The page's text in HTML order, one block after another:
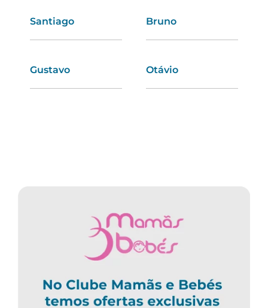
Santiago Bruno
Gustavo Otávio
Catarina Amália
Mónica Priscila